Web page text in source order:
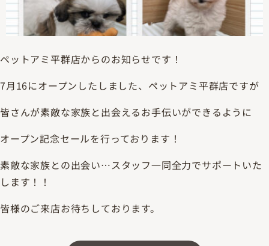
ペットアミ平群店からのお知らせです！
7月16にオープンしたしました、ペットアミ平群店ですが
皆さんが素敵な家族と出会えるお手伝いができるように
オープン記念セールを行っております！
素敵な家族との出会い…スタッフ一同全力でサポートいた
します！！
皆様のご来店お待ちしております。